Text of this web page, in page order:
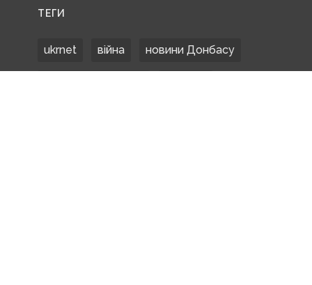
ТЕГИ
ukrnet війна новини Донбасу